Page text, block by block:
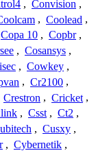
, Convision ,
, Coolead ,
Copa 10 , Copbr ,
, Cosansys ,
, Cowkey ,
, Cr2100 ,
Crestron , Cricket ,
, Csst , Ct2 ,
, Cusxy ,
, Cybernetik ,